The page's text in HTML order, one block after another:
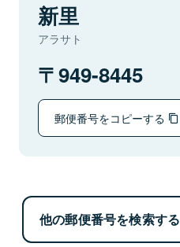
新里
アラサト
949-8445
郵便番号をコピーする
他の郵便番号を検索する